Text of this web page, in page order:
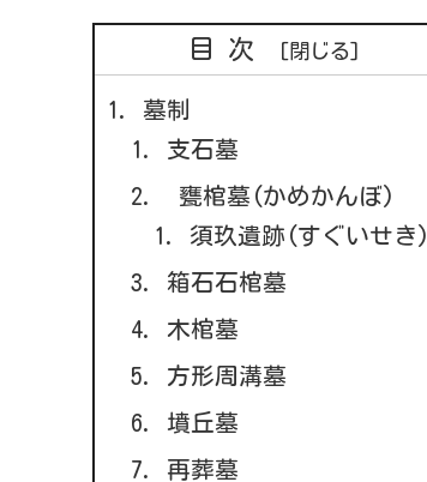
目次
墓制
支石墓
甕棺墓(かめかんぼ)
須玖遺跡(すぐいせき)
箱石石棺墓
木棺墓
方形周溝墓
墳丘墓
再葬墓